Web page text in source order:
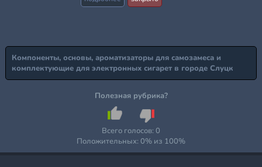
Компоненты, основы, ароматизаторы для самозамеса и
комплектующие для электронных сигарет в городе Слуцк
Полезная рубрика?
Всего голосов: 0
Положительных: 0% из 100%